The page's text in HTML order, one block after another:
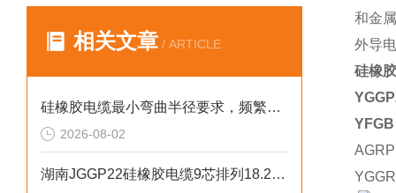
相关文章 / ARTICLE
硅橡胶电缆最小弯曲半径要求，频繁弯折场景允许弯曲半径取值。
2026-08-02
湖南JGGP22硅橡胶电缆9芯排列18.2直流
和金
外导
硅橡